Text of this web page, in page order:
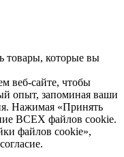
товары, которые вы
веб-сайте, чтобы
опыт, запоминая ваши
Нажимая «Принять
ВСЕХ файлов cookie.
файлов cookie»,